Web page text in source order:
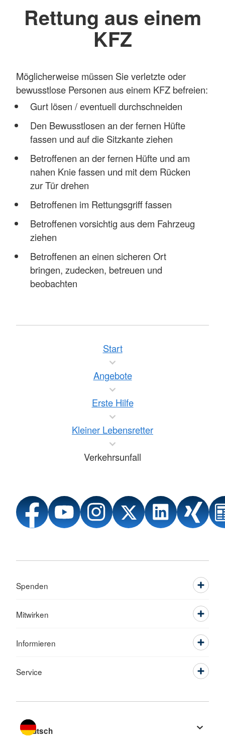
Rettung aus einem
KFZ
Möglicherweise müssen Sie verletzte oder
bewusstlose Personen aus einem KFZ befreien:
Gurt lösen / eventuell durchschneiden
Den Bewusstlosen an der fernen Hüfte
fassen und auf die Sitzkante ziehen
Betroffenen an der fernen Hüfte und am
nahen Knie fassen und mit dem Rücken
zur Tür drehen
Betroffenen im Rettungsgriff fassen
Betroffenen vorsichtig aus dem Fahrzeug
ziehen
Betroffenen an einen sicheren Ort
bringen, zudecken, betreuen und
beobachten
Start
Angebote
Erste Hilfe
Kleiner Lebensretter
Verkehrsunfall
Spenden
Mitwirken
Informieren
Service
Sprache wechseln zu